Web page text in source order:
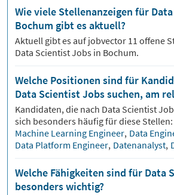
Wie viele Stellenanzeigen für
Bochum gibt es aktuell?
Aktuell gibt es auf jobvector 11 offene
Data Scientist Jobs in Bochum.
Welche Positionen sind für
Data Scientist Jobs suchen, am
Kandidaten, die nach Data Scientist
sich besonders häufig für diese Stellen:
Machine Learning Engineer, Data
Data Platform Engineer, Datenanalyst,
Welche Fähigkeiten sind für Data
besonders wichtig?